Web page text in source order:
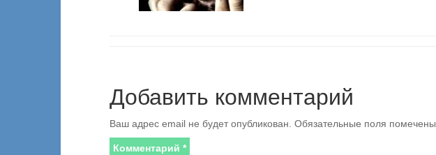
Добавить комментарий
Ваш адрес email не будет опубликован. Обязательные поля помечены
Комментарий *